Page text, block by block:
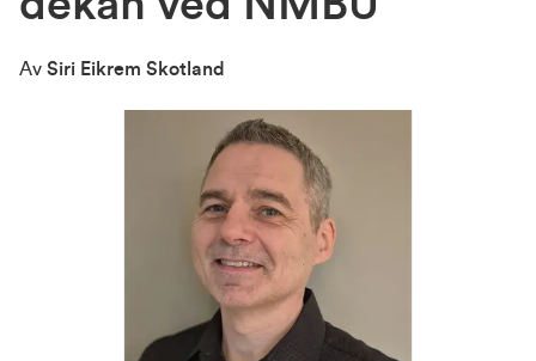
Av Siri Eikrem Skotland